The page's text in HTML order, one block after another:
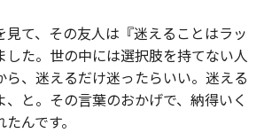
見て、その友人は『迷えることはラッ
した。世の中には選択肢を持てない人
ら、迷えるだけ迷ったらいい。迷える
、と。その言葉のおかげで、納得いく
んです。